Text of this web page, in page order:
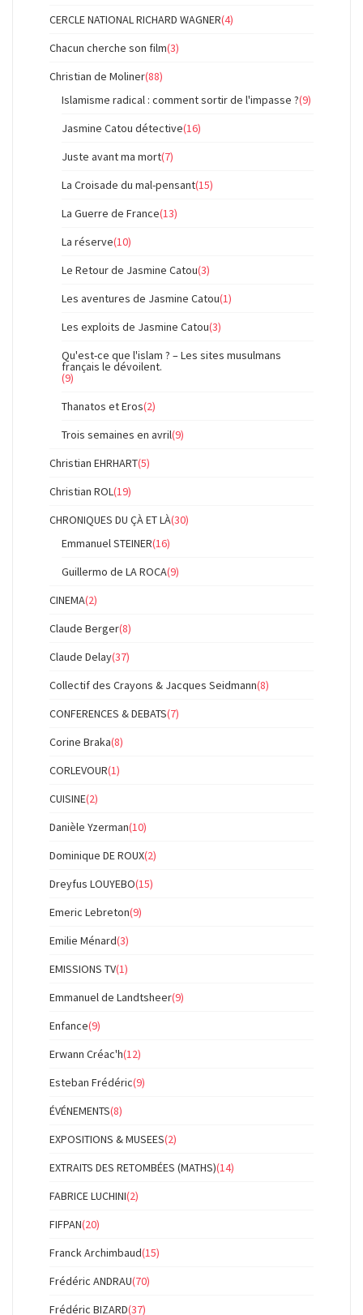
CERCLE NATIONAL RICHARD WAGNER(4)
Chacun cherche son film(3)
Christian de Moliner(88)
Islamisme radical : comment sortir de l'impasse ?(9)
Jasmine Catou détective(16)
Juste avant ma mort(7)
La Croisade du mal-pensant(15)
La Guerre de France(13)
La réserve(10)
Le Retour de Jasmine Catou(3)
Les aventures de Jasmine Catou(1)
Les exploits de Jasmine Catou(3)
Qu'est-ce que l'islam ? – Les sites musulmans
français le dévoilent.
(9)
Thanatos et Eros(2)
Trois semaines en avril(9)
Christian EHRHART(5)
Christian ROL(19)
CHRONIQUES DU ÇÀ ET LÀ(30)
Emmanuel STEINER(16)
Guillermo de LA ROCA(9)
CINEMA(2)
Claude Berger(8)
Claude Delay(37)
Collectif des Crayons & Jacques Seidmann(8)
CONFERENCES & DEBATS(7)
Corine Braka(8)
CORLEVOUR(1)
CUISINE(2)
Danièle Yzerman(10)
Dominique DE ROUX(2)
Dreyfus LOUYEBO(15)
Emeric Lebreton(9)
Emilie Ménard(3)
EMISSIONS TV(1)
Emmanuel de Landtsheer(9)
Enfance(9)
Erwann Créac'h(12)
Esteban Frédéric(9)
ÉVÉNEMENTS(8)
EXPOSITIONS & MUSEES(2)
EXTRAITS DES RETOMBÉES (MATHS)(14)
FABRICE LUCHINI(2)
FIFPAN(20)
Franck Archimbaud(15)
Frédéric ANDRAU(70)
Frédéric BIZARD(37)